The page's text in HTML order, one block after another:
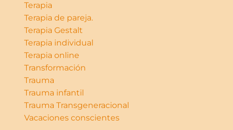
Terapia
Terapia de pareja.
Terapia Gestalt
Terapia individual
Terapia online
Transformación
Trauma
Trauma infantil
Trauma Transgeneracional
Vacaciones conscientes